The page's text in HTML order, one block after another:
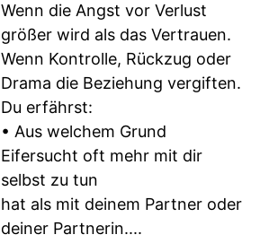
Wenn die Angst vor Verlust
größer wird als das Vertrauen.
Wenn Kontrolle, Rückzug oder
Drama die Beziehung vergiften.
Du erfährst:
• Aus welchem Grund
Eifersucht oft mehr mit dir
selbst zu tun
hat als mit deinem Partner oder
deiner Partnerin....